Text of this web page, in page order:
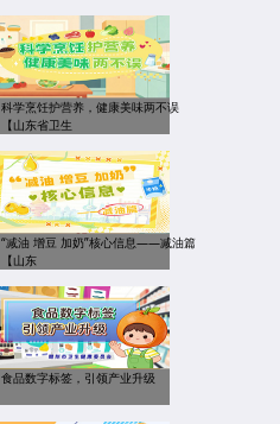
科学烹饪护营养，健康美味两不误
【山东省卫生
“减油 增豆 加奶”核心信息——减油篇
【山东
食品数字标签，引领产业升级